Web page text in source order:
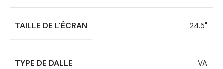
TAILLE DE L'ÉCRAN 24.5"
TYPE DE DALLE VA